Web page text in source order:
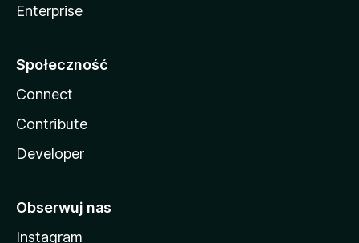
Enterprise
Społeczność
Connect
Contribute
Developer
Obserwuj nas
Instagram